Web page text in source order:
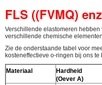
FLS ((FVMQ)
Verschillende elastomeren
verschillende chemische
Zie de onderstaande tabel voor
kosteneffectieve o-ringen bij ons te
Materiaal
Hardheid
(Oever A)